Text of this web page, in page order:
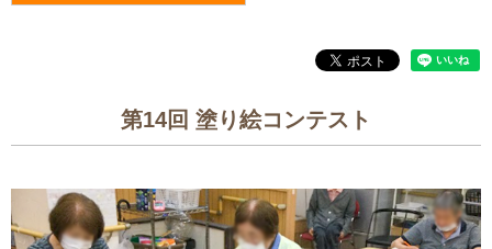
第14回 塗り絵コンテスト